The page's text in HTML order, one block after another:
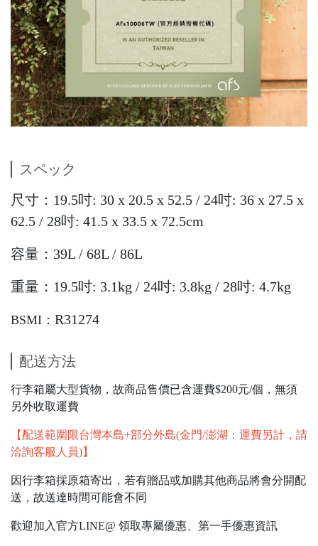
スペック
尺寸：19.5吋: 30 x 20.5 x 52.5 / 24吋: 36 x 27.5 x
62.5 / 28吋: 41.5 x 33.5 x 72.5cm
容量：39L / 68L / 86L
重量：19.5吋: 3.1kg / 24吋: 3.8kg / 28吋: 4.7kg
BSMI： R31274
配送方法
行李箱屬大型貨物，故商品售價已含運費$200元/個，無須
另外收取運費
【配送範圍限台灣本島+部分外島(金門/澎湖：運費另計，請
洽詢客服人員)】
因行李箱採原箱寄出，若有贈品或加購其他商品將會分開配
送，故送達時間可能會不同
歡迎加入官方LINE@ 領取專屬優惠、第一手優惠資訊